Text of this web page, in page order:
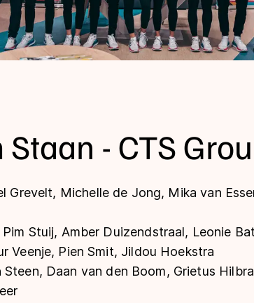
Staan - CTS
Grevelt, Michelle de Jong, Mika van
Pim Stuij, Amber Duizendstraal, Leonie
Veenje, Pien Smit, Jildou Hoekstra
Steen, Daan van den Boom, Grietus